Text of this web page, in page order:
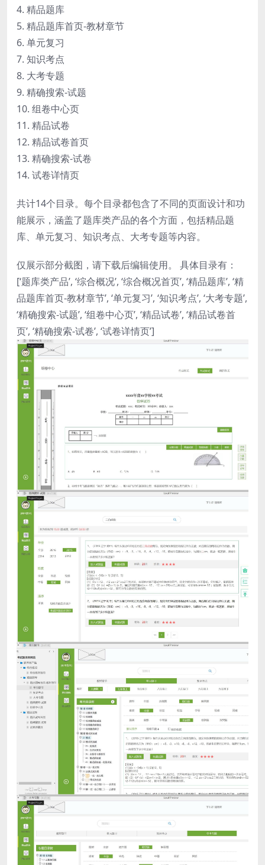
4. 精品题库
5. 精品题库首页-教材章节
6. 单元复习
7. 知识考点
8. 大考专题
9. 精确搜索-试题
10. 组卷中心页
11. 精品试卷
12. 精品试卷首页
13. 精确搜索-试卷
14. 试卷详情页
共计14个目录。每个目录都包含了不同的页面设计和功
能展示，涵盖了题库类产品的各个方面，包括精品题
库、单元复习、知识考点、大考专题等内容。
仅展示部分截图，请下载后编辑使用。 具体目录有：
[‘题库类产品’, ‘综合概况’, ‘综合概况首页’, ‘精品题库’, ‘精
品题库首页-教材章节’, ‘单元复习’, ‘知识考点’, ‘大考专题’,
‘精确搜索-试题’, ‘组卷中心页’, ‘精品试卷’, ‘精品试卷首
页’, ‘精确搜索-试卷’, ‘试卷详情页’]